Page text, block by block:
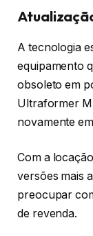
A tecnologia
equipamento
obsoleto em
Ultraformer
novamente
Com a
versões mais
preocupar
de revenda.